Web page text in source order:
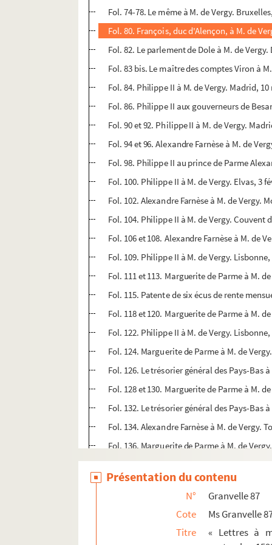
Fol. 74-78. Le même à M. de Vergy.
Fol. 80. François, duc d'Alençon, à M. de
Fol. 82. Le parlement de Dole à M. de
Fol. 83 bis. Le maître des comptes Viron à
Fol. 84. Philippe II à M. de Vergy. Madrid, 10
Fol. 86. Philippe II aux gouverneurs de
Fol. 90 et 92. Philippe II à M. de Vergy.
Fol. 94 et 96. Alexandre Farnèse à M. de
Fol. 98. Philippe II au prince de Parme
Fol. 100. Philippe II à M. de Vergy. Elvas, 3
Fol. 102. Alexandre Farnèse à M. de Vergy.
Fol. 104. Philippe II à M. de Vergy. Couvent
Fol. 106 et 108. Alexandre Farnèse à M. de
Fol. 109. Philippe II à M. de Vergy.
Fol. 111 et 113. Marguerite de Parme à M.
Fol. 115. Patente de six écus de rente
Fol. 118 et 120. Marguerite de Parme à M.
Fol. 122. Philippe II à M. de Vergy.
Fol. 124. Marguerite de Parme à M. de
Fol. 126. Le trésorier général des Pays-Bas
Fol. 128 et 130. Marguerite de Parme à M.
Fol. 132. Le trésorier général des Pays-Bas
Fol. 134. Alexandre Farnèse à M. de Vergy.
Fol. 136. Marguerite de Parme à M. de
Fol. 138-144. Quatre lettres d'Alexandre
Fol. 146-158. Sept lettres de Marguerite de
Fol. 160 et 162. Philippe II à François de
Fol. 164. Patentes de réconciliation
Fol. 166. Marguerite de Parme à M. de
Présentation du contenu
N°
Granvelle 87
Cote
Ms Granvelle
Titre
« Lettres à